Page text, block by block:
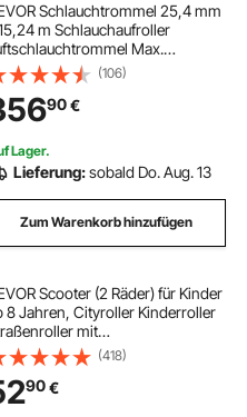
Schlauchtrommel 25,4 mm
m Schlauchaufroller
Max.
300 PSI
Diesel
für Autohäuser Werkstatt
Garage
(106)
90€
Lager.
Lieferung:sobald Do. Aug. 13
Zum Warenkorb hinzufügen
Scooter (2 Räder) für Kinder
8 Jahren, Cityroller Kinderroller
mit
Lenker &
Deck & Handbremse,
Tretroller bis zu 100 kg,
(418)
90€